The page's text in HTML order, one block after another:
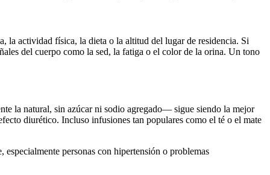
la actividad física, la dieta o la altitud del lugar de residencia. Si
del cuerpo como la sed, la fatiga o el color de la orina. Un tono
la natural, sin azúcar ni sodio agregado— sigue siendo la mejor
diurético. Incluso infusiones tan populares como el té o el mate
personas con hipertensión o problemas